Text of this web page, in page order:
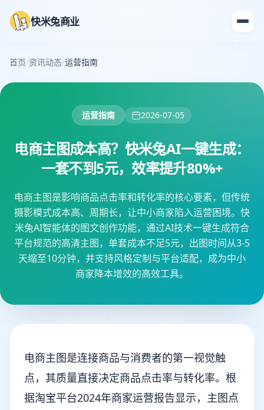
快米兔商业
首页/资讯动态/运营指南
运营指南 2026-07-05
电商主图成本高？快米兔AI一键生成：
一套不到5元，效率提升80%+
电商主图是影响商品点击率和转化率的核心要素，但传统
摄影模式成本高、周期长，让中小商家陷入运营困境。快
米兔AI智能体的图文创作功能，通过AI技术一键生成符合
平台规范的高清主图，单套成本不足5元，出图时间从3-5
天缩至10分钟，并支持风格定制与平台适配，成为中小
商家降本增效的高效工具。
电商主图是连接商品与消费者的第一视觉触
点，其质量直接决定商品点击率与转化率。根
据淘宝平台2024年商家运营报告显示，主图点